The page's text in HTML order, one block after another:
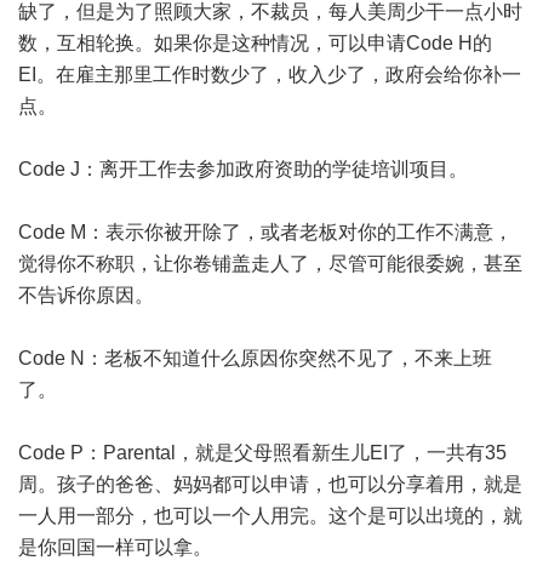
缺了，但是为了照顾大家，不裁员，每人美周少干一点小时
数，互相轮换。如果你是这种情况，可以申请Code H的
EI。在雇主那里工作时数少了，收入少了，政府会给你补一
点。
Code J：离开工作去参加政府资助的学徒培训项目。
Code M：表示你被开除了，或者老板对你的工作不满意，
觉得你不称职，让你卷铺盖走人了，尽管可能很委婉，甚至
不告诉你原因。
Code N：老板不知道什么原因你突然不见了，不来上班
了。
Code P：Parental，就是父母照看新生儿EI了，一共有35
周。孩子的爸爸、妈妈都可以申请，也可以分享着用，就是
一人用一部分，也可以一个人用完。这个是可以出境的，就
是你回国一样可以拿。